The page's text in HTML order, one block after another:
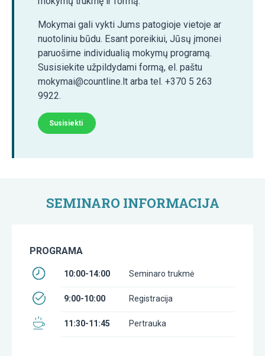
Mokymai gali vykti Jums patogioje vietoje ar
nuotoliniu būdu. Esant poreikiui, Jūsų įmonei
paruošime individualią mokymų programą.
Susisiekite užpildydami formą, el. paštu
mokymai@countline.lt arba tel. +370 5 263
9922.
Susisiekti
SEMINARO INFORMACIJA
PROGRAMA
10:00-14:00 Seminaro trukmė
9:00-10:00 Registracija
11:30-11:45 Pertrauka